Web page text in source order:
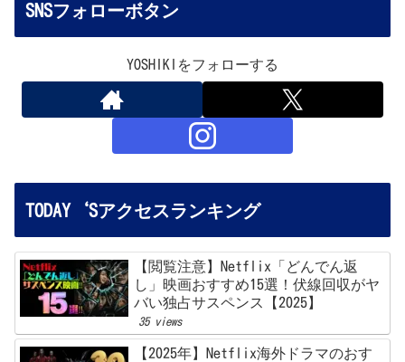
SNSフォローボタン
YOSHIKIをフォローする
TODAY‘Sアクセスランキング
【閲覧注意】Netflix「どんでん返
し」映画おすすめ15選！伏線回収がヤ
バい独占サスペンス【2025】
35 views
【2025年】Netflix海外ドラマのおす